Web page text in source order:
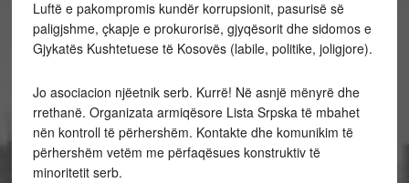
Luftë e pakompromis kundër korrupsionit, pasurisë së
paligjshme, çkapje e prokurorisë, gjyqësorit dhe sidomos e
Gjykatës Kushtetuese të Kosovës (labile, politike, joligjore).
Jo asociacion njëetnik serb. Kurrë! Në asnjë mënyrë dhe
rrethanë. Organizata armiqësore Lista Srpska të mbahet
nën kontroll të përhershëm. Kontakte dhe komunikim të
përhershëm vetëm me përfaqësues konstruktiv të
minoritetit serb.